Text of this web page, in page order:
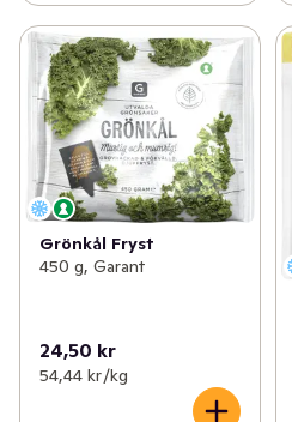
Grönkål Fryst
450 g, Garant
24,50 kr
54,44 kr /kg